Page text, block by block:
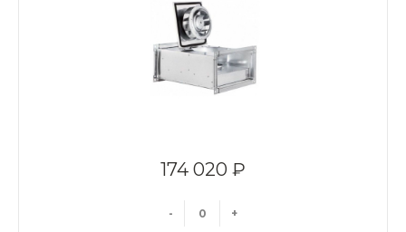
174 020 ₽
- +